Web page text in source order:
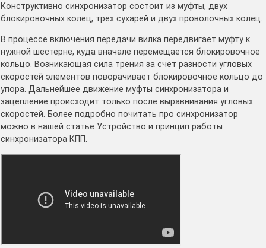
Конструктивно синхронизатор состоит из муфты, двух
блокировочных колец, трех сухарей и двух проволочных колец.
В процессе включения передачи вилка передвигает муфту к
нужной шестерне, куда вначале перемещается блокировочное
кольцо. Возникающая сила трения за счет разности угловых
скоростей элементов поворачивает блокировочное кольцо до
упора. Дальнейшее движение муфты синхронизатора и
зацепление происходит только после выравнивания угловых
скоростей. Более подробно почитать про синхронизатор
можно в нашей статье Устройство и принцип работы
синхронизатора КПП.